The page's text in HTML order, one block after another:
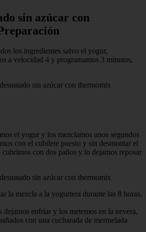
sin azúcar con
los ingredientes salvo el yogur,
a velocidad 4 y programamos 3 minutos,
el yogur y los mezclamos unos segundos
con el cubilete puesto y sin desmontar el
con dos paños y lo dejamos reposar
la mezcla a la yogurtera durante las 8 horas.
dejamos enfriar y los metemos en la nevera,
con una cucharada de mermelada